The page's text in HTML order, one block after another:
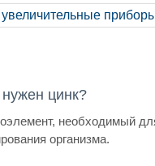
цинк?
необходимый
организма.